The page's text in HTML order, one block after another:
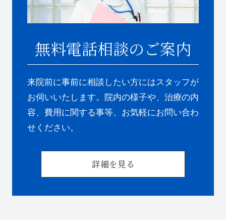
無料電話相談のご案内
来院前に事前に相談したい方にはスタッフが
お伺いいたします。院内の様子や、治療の内
容、費用に関する事等、お気軽にお問い合わ
せください。
詳細を見る